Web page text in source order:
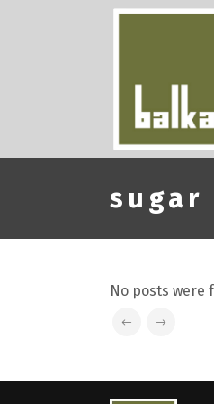
sugar
No posts were